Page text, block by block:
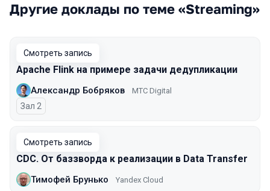
Другие доклады по теме «Streaming»
Смотреть запись
Apache Flink на примере задачи дедупликации
Александр Бобряков МТС Digital
Зал 2
Смотреть запись
CDC. От баззворда к реализации в Data Transfer
Тимофей Брунько Yandex Cloud